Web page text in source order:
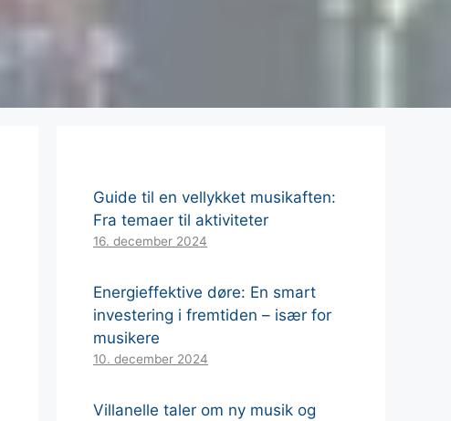
Guide til en vellykket musikaften:
Fra temaer til aktiviteter
16. december 2024
Energieffektive døre: En smart
investering i fremtiden – især for
musikere
10. december 2024
Villanelle taler om ny musik og